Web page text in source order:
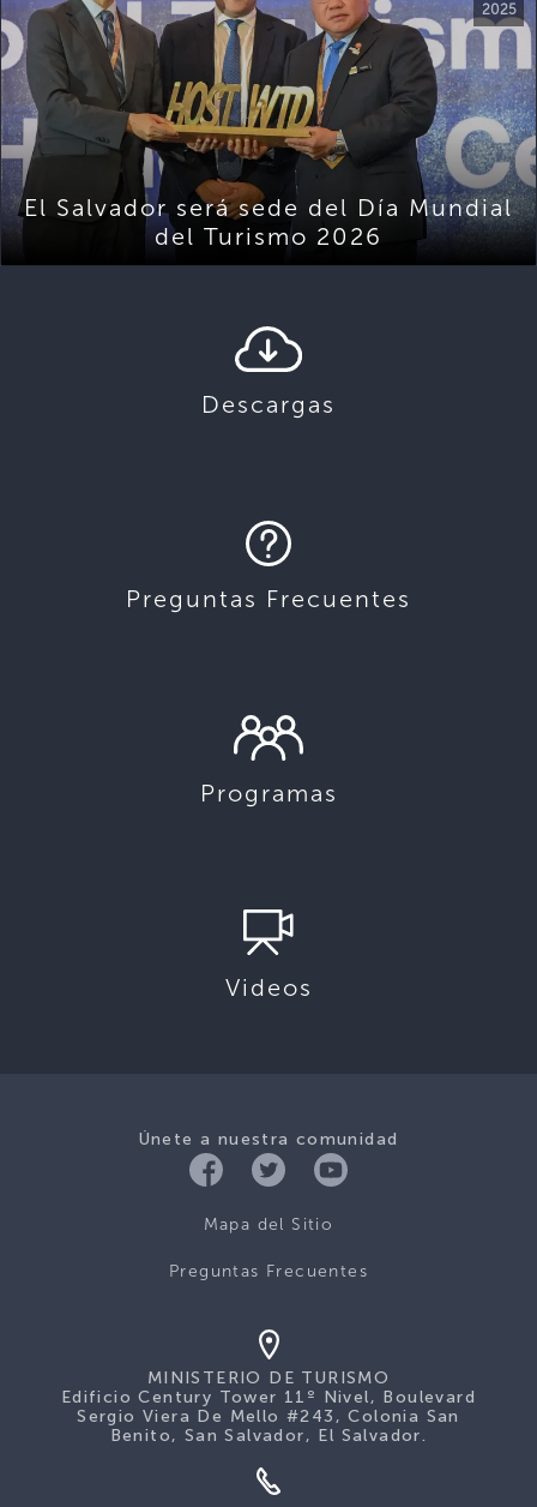
2025
El Salvador será sede del Día Mundial
del Turismo 2026
Descargas
Preguntas Frecuentes
Programas
Videos
Únete a nuestra comunidad
Mapa del Sitio
Preguntas Frecuentes
MINISTERIO DE TURISMO
Edificio Century Tower 11º Nivel, Boulevard
Sergio Viera De Mello #243, Colonia San
Benito, San Salvador, El Salvador.